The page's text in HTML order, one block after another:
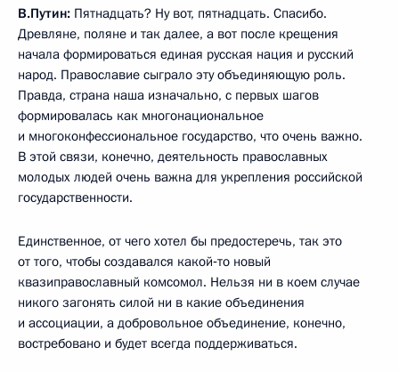
В.Путин: Пятнадцать? Ну вот, пятнадцать. Спасибо.
Древляне, поляне и так далее, а вот после крещения
начала формироваться единая русская нация и русский
народ. Православие сыграло эту объединяющую роль.
Правда, страна наша изначально, с первых шагов
формировалась как многонациональное
и многоконфессиональное государство, что очень важно.
В этой связи, конечно, деятельность православных
молодых людей очень важна для укрепления российской
государственности.
Единственное, от чего хотел бы предостеречь, так это
от того, чтобы создавался какой‑то новый
квазиправославный комсомол. Нельзя ни в коем случае
никого загонять силой ни в какие объединения
и ассоциации, а добровольное объединение, конечно,
востребовано и будет всегда поддерживаться.